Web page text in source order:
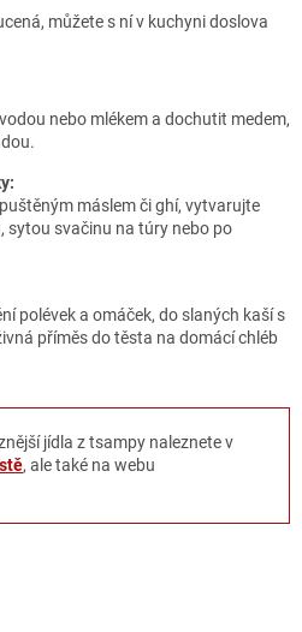
můžete s ní v kuchyni doslova
nebo mlékem a dochutit medem,
máslem či ghí, vytvarujte
sytou svačinu na túry nebo po
polévek a omáček, do slaných kaší s
příměs do těsta na domácí chléb
jídla z tsampy naleznete v
, ale také na webu